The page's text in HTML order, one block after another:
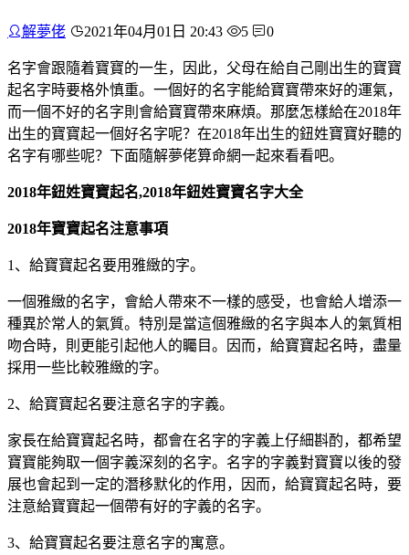
解夢佬 2021年04月01日 20:43 5 0
名字會跟隨着寶寶的一生，因此，父母在給自己剛出生的寶寶
起名字時要格外慎重。一個好的名字能給寶寶帶來好的運氣，
而一個不好的名字則會給寶寶帶來麻煩。那麼怎樣給在2018年
出生的寶寶起一個好名字呢？在2018年出生的鈕姓寶寶好聽的
名字有哪些呢？下面隨解夢佬算命網一起來看看吧。
2018年鈕姓寶寶起名,2018年鈕姓寶寶名字大全
2018年寶寶起名注意事項
1、給寶寶起名要用雅緻的字。
一個雅緻的名字，會給人帶來不一樣的感受，也會給人增添一
種異於常人的氣質。特別是當這個雅緻的名字與本人的氣質相
吻合時，則更能引起他人的矚目。因而，給寶寶起名時，盡量
採用一些比較雅緻的字。
2、給寶寶起名要注意名字的字義。
家長在給寶寶起名時，都會在名字的字義上仔細斟酌，都希望
寶寶能夠取一個字義深刻的名字。名字的字義對寶寶以後的發
展也會起到一定的潛移默化的作用，因而，給寶寶起名時，要
注意給寶寶起一個帶有好的字義的名字。
3、給寶寶起名要注意名字的寓意。